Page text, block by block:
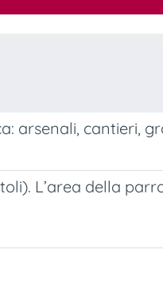
arsenali, cantieri,
L’area della